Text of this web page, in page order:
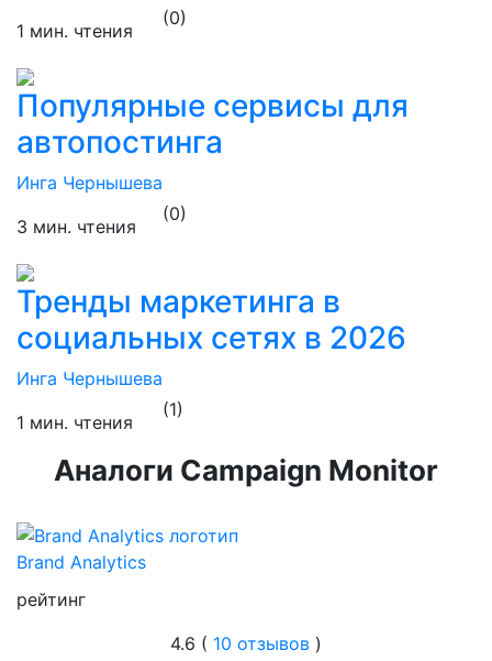
1 мин. чтения
(0)
Популярные сервисы для
автопостинга
Инга Чернышева
3 мин. чтения
(0)
Тренды маркетинга в
социальных сетях в 2026
Инга Чернышева
1 мин. чтения
(1)
Аналоги Campaign Monitor
Brand Analytics
рейтинг
4.6 ( 10 отзывов )